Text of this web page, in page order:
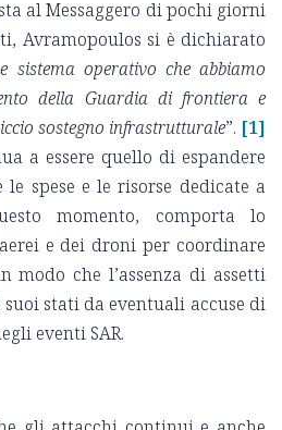
al Messaggero di pochi giorni
Avramopoulos si è dichiarato
sistema operativo che abbiamo
della Guardia di frontiera e
sostegno infrastrutturale”. [1]
a essere quello di espandere
spese e le risorse dedicate a
momento, comporta lo
e dei droni per coordinare
modo che l’assenza di assetti
suoi stati da eventuali accuse di
eventi SAR.